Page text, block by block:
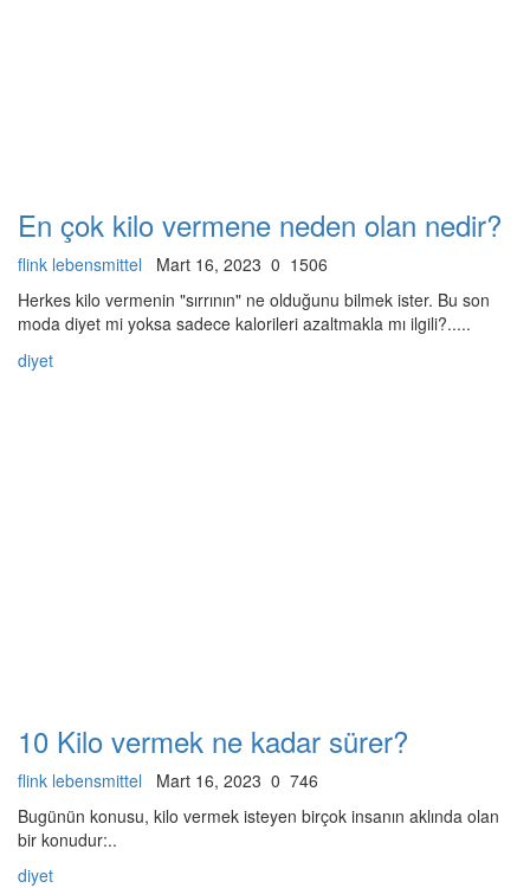
En çok kilo vermene neden olan nedir?
flink lebensmittel Mart 16, 2023 0 1506
Herkes kilo vermenin "sırrının" ne olduğunu bilmek ister. Bu son
moda diyet mi yoksa sadece kalorileri azaltmakla mı ilgili?.....
diyet
10 Kilo vermek ne kadar sürer?
flink lebensmittel Mart 16, 2023 0 746
Bugünün konusu, kilo vermek isteyen birçok insanın aklında olan
bir konudur:..
diyet